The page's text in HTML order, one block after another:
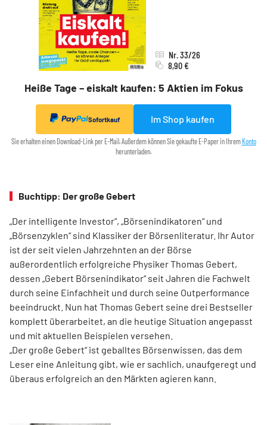
Heiße Tage – eiskalt kaufen: 5 Aktien im Fokus
Nr. 33/26
8,90 €
Sofortkauf Im Shop kaufen
Sie erhalten einen Download-Link per E-Mail. Außerdem können Sie gekaufte E-Paper in Ihrem Konto
herunterladen.
Buchtipp: Der große Gebert
„Der intelligente Investor“, „Börsenindikatoren“ und
„Börsenzyklen“ sind Klassiker der Börsen­literatur. Ihr Autor
ist der seit vielen Jahrzehnten an der Börse
außerordentlich erfolgreiche Physiker Thomas Gebert,
dessen „Gebert Börsenindikator“ seit Jahren die Fachwelt
durch seine Einfachheit und durch seine Outperformance
beeindruckt. Nun hat Thomas Gebert seine drei Best­seller
komplett überarbeitet, an die heutige ­Situation angepasst
und mit aktuellen Beispielen ver­sehen.
„Der große Gebert“ ist geballtes Börsenwissen, das dem
Leser eine Anleitung gibt, wie er sachlich, unaufgeregt und
überaus erfolgreich an den Märkten agieren kann.